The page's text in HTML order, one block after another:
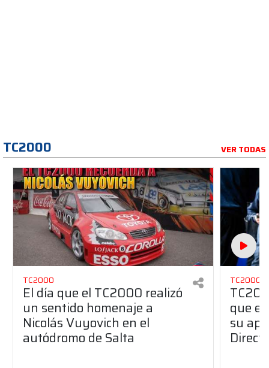
TC2000 VER TODAS
TC2000
El día que el TC2000 realizó
un sentido homenaje a
Nicolás Vuyovich en el
autódromo de Salta
TC2000
que el
su